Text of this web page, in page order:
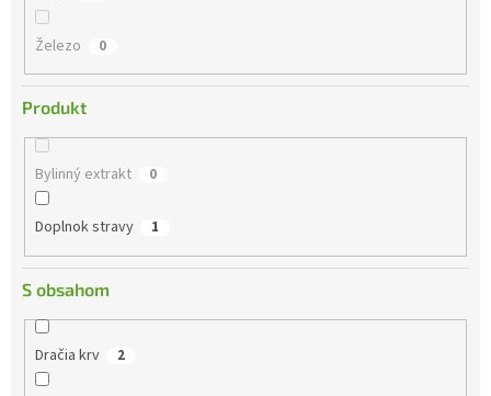
Železo 0
Produkt
Bylinný extrakt 0
Doplnok stravy 1
S obsahom
Dračia krv 2